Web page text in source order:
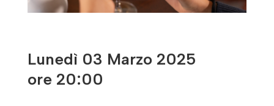
Lunedì 03 Marzo 2025
ore 20:00